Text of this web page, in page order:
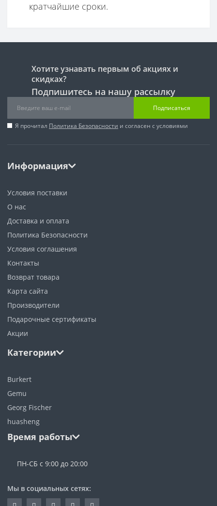
кратчайшие сроки.
Хотите узнавать первым об акциях и
скидках?
Подпишитесь на нашу рассылку
Подписаться
Я прочитал Политика Безопасности и согласен с условиями
Информация
Условия поставки
О нас
Доставка и оплата
Политика Безопасности
Условия соглашения
Контакты
Возврат товара
Карта сайта
Производители
Подарочные сертификаты
Акции
Категории
Burkert
Gemu
Georg Fischer
huasheng
Время работы
ПН-СБ с 9:00 до 20:00
Мы в социальных сетях: